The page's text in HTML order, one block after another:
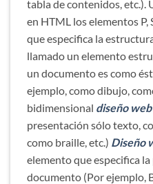
tabla de contenidos, etc.).
en HTML los elementos P,
que especifica la
llamado un elemento
un documento es como
ejemplo, como dibujo,
bidimensional diseño
presentación sólo texto,
como braille, etc.) Diseño
elemento que especifica
documento (Por ejemplo,